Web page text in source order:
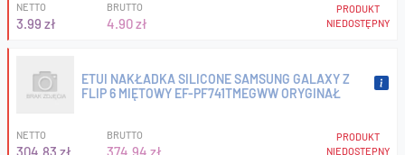
NETTO
3.99 zł
BRUTTO
4.90 zł
PRODUKT
NIEDOSTĘPNY
ETUI NAKŁADKA SILICONE SAMSUNG GALAXY Z
FLIP 6 MIĘTOWY EF-PF741TMEGWW ORYGINAŁ
NETTO
304.83 zł
BRUTTO
374.94 zł
PRODUKT
NIEDOSTĘPNY